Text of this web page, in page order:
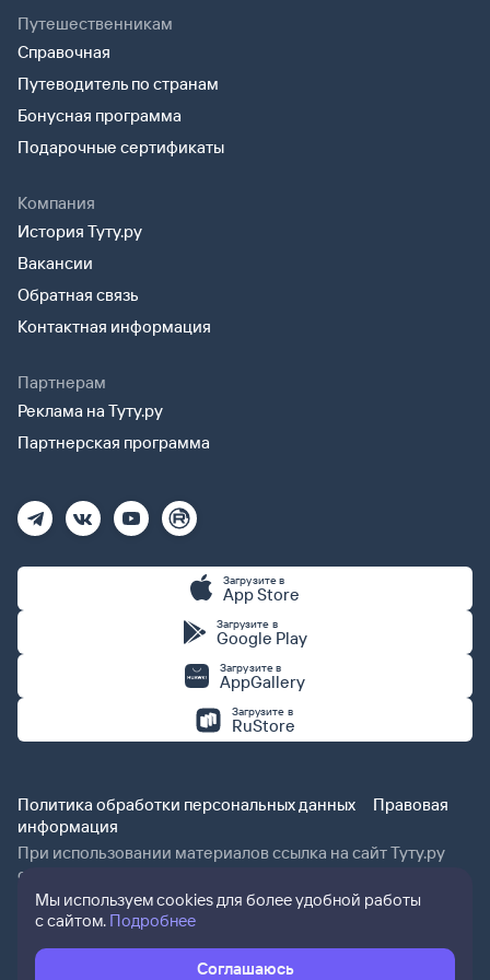
Путешественникам
Справочная
Путеводитель по странам
Бонусная программа
Подарочные сертификаты
Компания
История Туту.ру
Вакансии
Обратная связь
Контактная информация
Партнерам
Реклама на Туту.ру
Партнерская программа
Загрузите в
App Store
Загрузите в
Google Play
Загрузите в
AppGallery
Загрузите в
RuStore
Политика обработки персональных данных
Правовая
информация
При использовании материалов ссылка на сайт Туту.ру
обязательна.
Мы используем cookies для более удобной работы
с сайтом. Подробнее
Соглашаюсь